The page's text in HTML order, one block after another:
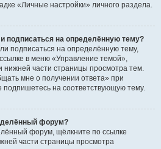
«Личные настройки» личного раздела.
подписаться на определённую тему?
подписаться на определённую тему,
в меню «Управление темой»,
нижней части страницы просмотра тем.
мне о получении ответа» при
подпишетесь на соответствующую тему.
форум?
форум, щёлкните по ссылке
части страницы просмотра